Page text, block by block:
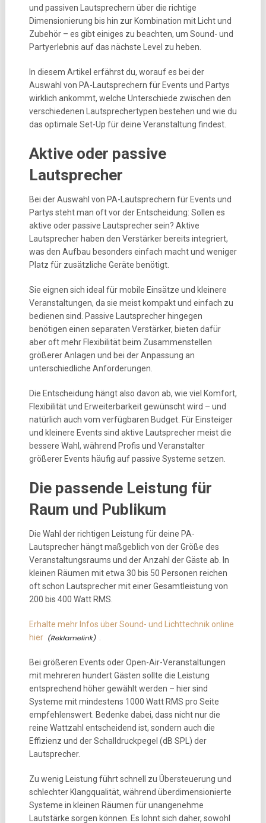
und passiven Lautsprechern über die richtige
Dimensionierung bis hin zur Kombination mit Licht und
Zubehör – es gibt einiges zu beachten, um Sound- und
Partyerlebnis auf das nächste Level zu heben.
In diesem Artikel erfährst du, worauf es bei der
Auswahl von PA-Lautsprechern für Events und Partys
wirklich ankommt, welche Unterschiede zwischen den
verschiedenen Lautsprechertypen bestehen und wie du
das optimale Set-Up für deine Veranstaltung findest.
Aktive oder passive
Lautsprecher
Bei der Auswahl von PA-Lautsprechern für Events und
Partys steht man oft vor der Entscheidung: Sollen es
aktive oder passive Lautsprecher sein? Aktive
Lautsprecher haben den Verstärker bereits integriert,
was den Aufbau besonders einfach macht und weniger
Platz für zusätzliche Geräte benötigt.
Sie eignen sich ideal für mobile Einsätze und kleinere
Veranstaltungen, da sie meist kompakt und einfach zu
bedienen sind. Passive Lautsprecher hingegen
benötigen einen separaten Verstärker, bieten dafür
aber oft mehr Flexibilität beim Zusammenstellen
größerer Anlagen und bei der Anpassung an
unterschiedliche Anforderungen.
Die Entscheidung hängt also davon ab, wie viel Komfort,
Flexibilität und Erweiterbarkeit gewünscht wird – und
natürlich auch vom verfügbaren Budget. Für Einsteiger
und kleinere Events sind aktive Lautsprecher meist die
bessere Wahl, während Profis und Veranstalter
größerer Events häufig auf passive Systeme setzen.
Die passende Leistung für
Raum und Publikum
Die Wahl der richtigen Leistung für deine PA-
Lautsprecher hängt maßgeblich von der Größe des
Veranstaltungsraums und der Anzahl der Gäste ab. In
kleinen Räumen mit etwa 30 bis 50 Personen reichen
oft schon Lautsprecher mit einer Gesamtleistung von
200 bis 400 Watt RMS.
Erhalte mehr Infos über Sound- und Lichttechnik online
hier
Bei größeren Events oder Open-Air-Veranstaltungen
mit mehreren hundert Gästen sollte die Leistung
entsprechend höher gewählt werden – hier sind
Systeme mit mindestens 1000 Watt RMS pro Seite
empfehlenswert. Bedenke dabei, dass nicht nur die
reine Wattzahl entscheidend ist, sondern auch die
Effizienz und der Schalldruckpegel (dB SPL) der
Lautsprecher.
Zu wenig Leistung führt schnell zu Übersteuerung und
schlechter Klangqualität, während überdimensionierte
Systeme in kleinen Räumen für unangenehme
Lautstärke sorgen können. Es lohnt sich daher, sowohl